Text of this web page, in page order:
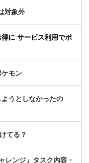
対象外
に サービス利用でポ
モン
うとしなかったの
てる？
レンジ」タスク内容・